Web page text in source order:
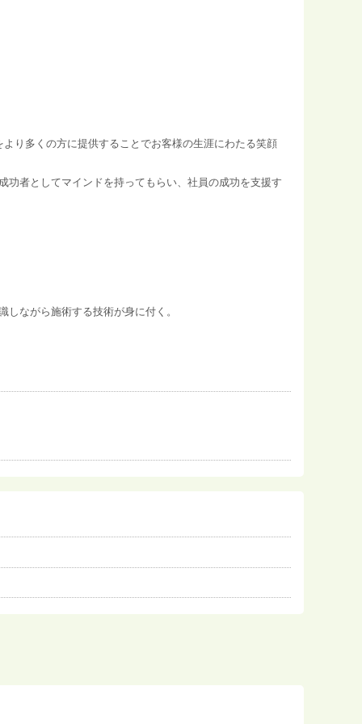
り多くの方に提供することでお客様の生涯にわたる笑顔
功者としてマインドを持ってもらい、社員の成功を支援す
ながら施術する技術が身に付く。